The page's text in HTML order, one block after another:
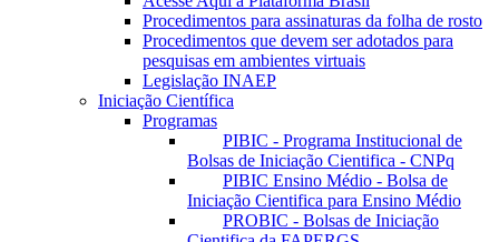
Procedimentos para assinaturas da folha de rosto
Procedimentos que devem ser adotados para
pesquisas em ambientes virtuais
Legislação INAEP
Iniciação Científica
Programas
PIBIC - Programa Institucional de
Bolsas de Iniciação Cientifica - CNPq
PIBIC Ensino Médio - Bolsa de
Iniciação Cientifica para Ensino Médio
PROBIC - Bolsas de Iniciação